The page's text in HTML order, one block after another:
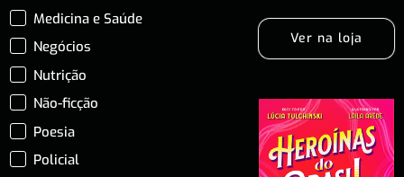
Medicina e Saúde
Negócios
Nutrição
Não-ficção
Poesia
Policial
Ver na loja